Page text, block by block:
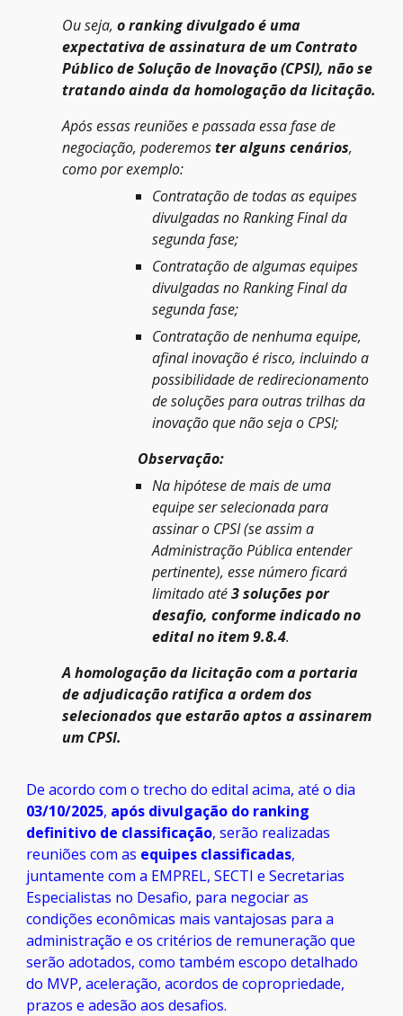
Ou seja,o ranking divulgado é uma
expectativa de assinatura de um Contrato
Público de Solução de Inovação (CPSI), não se
tratando ainda da homologação da licitação.
Após essas reuniões e passada essa fase de
negociação, poderemoster alguns cenários,
como por exemplo:
Contratação de todas as equipes
divulgadas no Ranking Final da
segunda fase;
Contratação de algumas equipes
divulgadas no Ranking Final da
segunda fase;
Contratação de nenhuma equipe,
afinal inovação é risco,incluindo a
possibilidade de redirecionamento
de soluções para outras trilhas da
inovação que não seja o CPSI;
Observação:
Na hipótese de mais de uma
equipe ser selecionada para
assinar o CPSI (se assim a
Administração Pública entender
pertinente), esse número ficará
limitado até3 soluções por
desafio, conforme indicado no
edital no item9.8.4.
A homologação da licitação com a portaria
de adjudicação ratifica a ordem dos
selecionados que estarão aptos a assinarem
um CPSI.
De acordo com o trecho do edital acima, até o dia
03/10/2025, após divulgação do ranking
definitivo de classificação, serão realizadas
reuniões com as equipes classificadas,
juntamente com a EMPREL, SECTI eSecretarias
Especialistas no Desafio, para negociar as
condições econômicas mais vantajosas para a
administração e os critérios de remuneração que
serão adotados, como também escopo detalhado
do MVP, aceleração, acordos de copropriedade,
prazos e adesão aos desafios.